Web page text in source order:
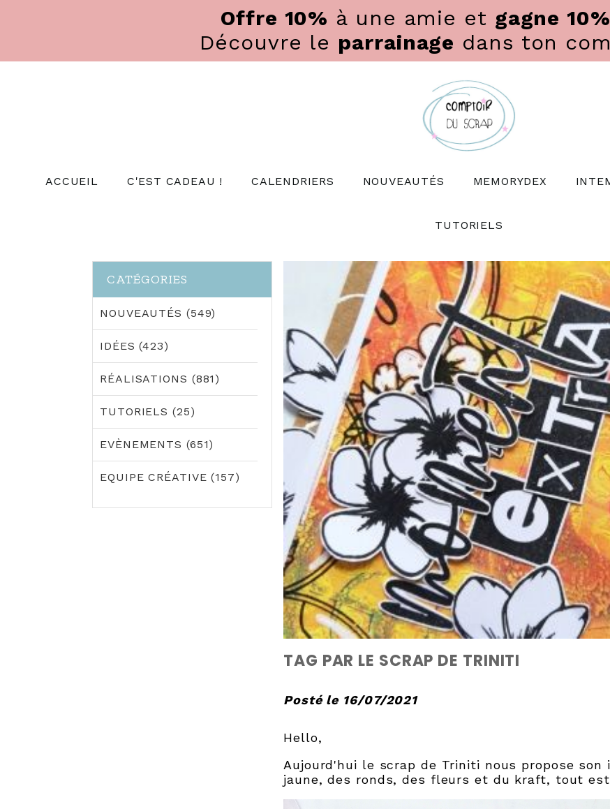
Offre 10% à une amie et gagne 10%
Découvre le parrainage dans ton
ACCUEIL C'EST CADEAU ! CALENDRIERS NOUVEAUTÉS MEMORYDEX
TUTORIELS
TAG PAR LE SCRAP DE TRINITI
Posté le 16/07/2021
Hello,
Aujourd'hui le scrap de Triniti nous propose son
jaune, des ronds, des fleurs et du kraft, tout
CATÉGORIES
NOUVEAUTÉS (549)
IDÉES (423)
RÉALISATIONS (881)
TUTORIELS (25)
EVÈNEMENTS (651)
EQUIPE CRÉATIVE (157)